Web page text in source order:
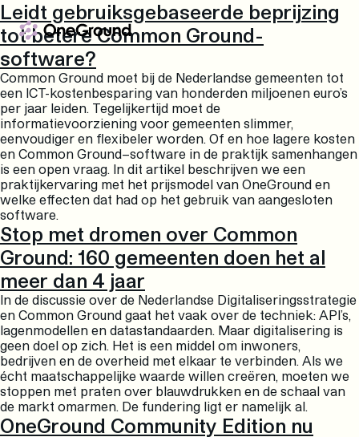
Ga naar de inhoud
Leidt gebruiksgebaseerde beprijzing
tot betere Common Ground-
software?
Common Ground moet bij de Nederlandse gemeenten tot
een ICT-kostenbesparing van honderden miljoenen euro’s
per jaar leiden. Tegelijkertijd moet de
informatievoorziening voor gemeenten slimmer,
eenvoudiger en flexibeler worden. Of en hoe lagere kosten
en Common Ground−software in de praktijk samenhangen
is een open vraag. In dit artikel beschrijven we een
praktijkervaring met het prijsmodel van OneGround en
welke effecten dat had op het gebruik van aangesloten
software.
Stop met dromen over Common
Ground: 160 gemeenten doen het al
meer dan 4 jaar
In de discussie over de Nederlandse Digitaliseringsstrategie
en Common Ground gaat het vaak over de techniek: API’s,
lagenmodellen en datastandaarden. Maar digitalisering is
geen doel op zich. Het is een middel om inwoners,
bedrijven en de overheid met elkaar te verbinden. Als we
écht maatschappelijke waarde willen creëren, moeten we
stoppen met praten over blauwdrukken en de schaal van
de markt omarmen. De fundering ligt er namelijk al.
OneGround Community Edition nu